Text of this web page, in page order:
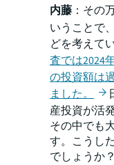
内藤 ：その
いうことで
どを考えて
査では2024
の投資額は
ました。
産投資が活
その中でも
す。こうし
でしょうか？